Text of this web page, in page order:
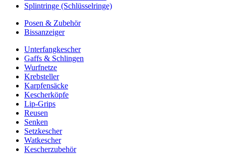
Splintringe (Schlüsselringe)
Posen & Zubehör
Bissanzeiger
Unterfangkescher
Gaffs & Schlingen
Wurfnetze
Krebsteller
Karpfensäcke
Kescherköpfe
Lip-Grips
Reusen
Senken
Setzkescher
Watkescher
Kescherzubehör